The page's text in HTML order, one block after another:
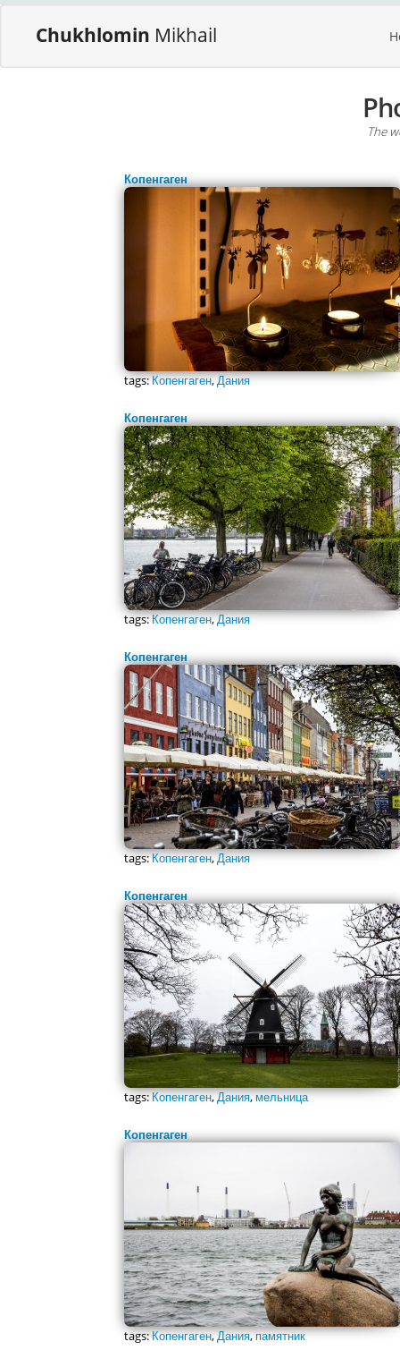
Chukhlomin Mikhail
The
Копенгаген
tags:Копенгаген,Дания
Копенгаген
tags:Копенгаген,Дания
Копенгаген
tags:Копенгаген,Дания
Копенгаген
tags:Копенгаген,Дания,мельница
Копенгаген
tags:Копенгаген,Дания,памятник